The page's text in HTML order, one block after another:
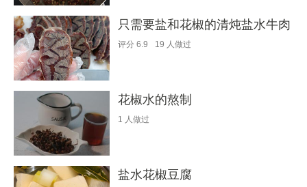
只需要盐和花椒的清炖盐水牛肉
评分 6.9 19 人做过
花椒水的熬制
1 人做过
盐水花椒豆腐